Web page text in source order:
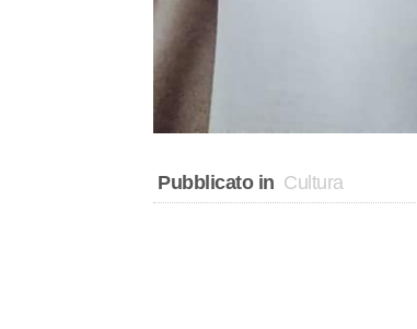
Pubblicato in Cultura